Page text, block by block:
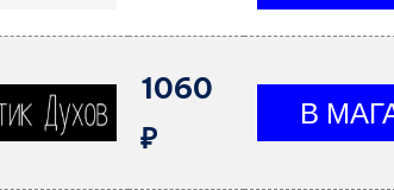
1060
₽